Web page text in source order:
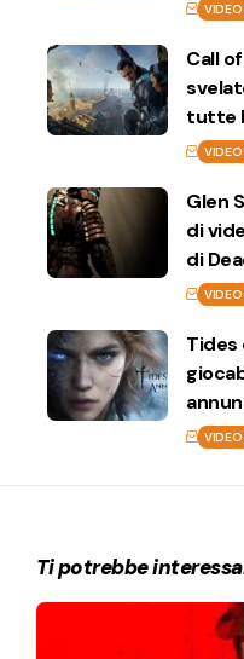
Call
tutte
Glen
di
di
Tides
Ti potrebbe